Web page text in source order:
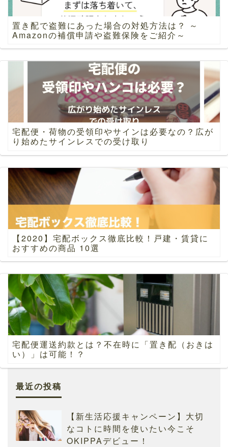
置き配で盗難にあった場合の対処方法は？ ～
Amazonの補償申請や盗難保険をご紹介～
宅配便・荷物の受領印やサインは必要なの？広が
り始めたサインレスでの受け取り
【2020】宅配ボックス徹底比較！戸建・賃貸に
おすすめの商品 10選
宅配便運送約款とは？不在時に「置き配（おきは
い）」は可能！？
最近の投稿
【新生活応援キャンペーン】大切
なコトに時間を使いたい今こそ
OKIPPAデビュー！